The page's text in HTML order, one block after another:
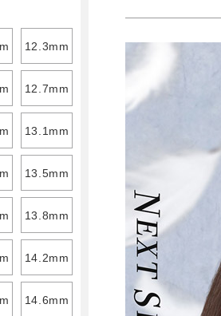
12.3mm
12.7mm
13.1mm
13.5mm
13.8mm
14.2mm
14.6mm